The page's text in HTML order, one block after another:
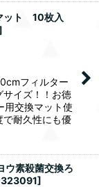
ット 10枚入
フィルター
サイズ！！お徳
用交換マット使
で耐久性にも優
ウ素殺菌交換ろ
]